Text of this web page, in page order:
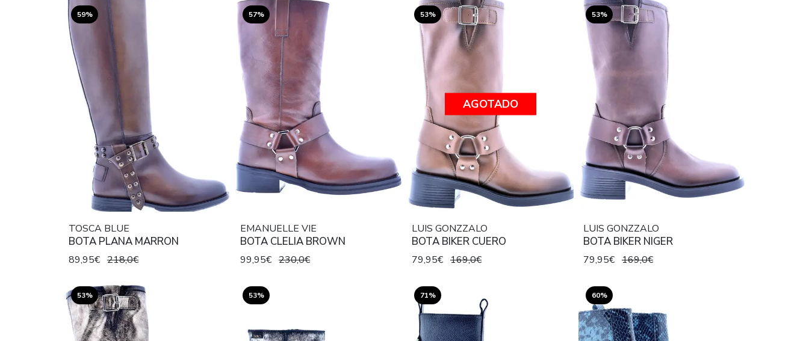
59%
TOSCA BLUE
BOTA PLANA MARRON
89,95€ 218,0€
57%
EMANUELLE VIE
BOTA CLELIA BROWN
99,95€ 230,0€
53%
AGOTADO
LUIS GONZZALO
BOTA BIKER CUERO
79,95€ 169,0€
53%
LUIS GONZZALO
BOTA BIKER NIGER
79,95€ 169,0€
53% 53% 71% 60%